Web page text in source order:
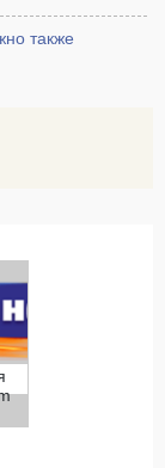
также